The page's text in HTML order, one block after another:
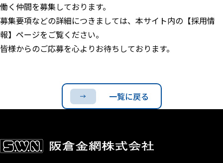
働く仲間を募集しております。
募集要項などの詳細につきましては、本サイト内の【採用情
報】ページをご覧ください。
皆様からのご応募を心よりお待ちしております。
一覧に戻る